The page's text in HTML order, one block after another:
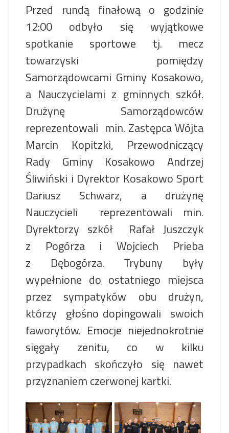
Przed rundą finałową o godzinie
12:00 odbyło się wyjątkowe
spotkanie sportowe tj. mecz
towarzyski pomiędzy
Samorządowcami Gminy Kosakowo,
a Nauczycielami z gminnych szkół.
Drużynę Samorządowców
reprezentowali min. Zastępca Wójta
Marcin Kopitzki, Przewodniczący
Rady Gminy Kosakowo Andrzej
Śliwiński i Dyrektor Kosakowo Sport
Dariusz Schwarz, a drużynę
Nauczycieli reprezentowali min.
Dyrektorzy szkół Rafał Juszczyk
z Pogórza i Wojciech Prieba
z Dębogórza. Trybuny były
wypełnione do ostatniego miejsca
przez sympatyków obu drużyn,
którzy głośno dopingowali swoich
faworytów. Emocje niejednokrotnie
sięgały zenitu, co w kilku
przypadkach skończyło się nawet
przyznaniem czerwonej kartki.